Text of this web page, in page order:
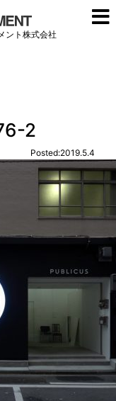
ント株式会社
2
Posted:2019.5.4